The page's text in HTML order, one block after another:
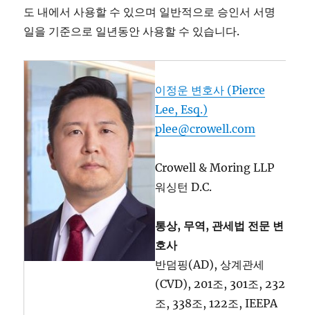
도 내에서 사용할 수 있으며 일반적으로 승인서 서명
일을 기준으로 일년동안 사용할 수 있습니다.
이정운 변호사 (Pierce
Lee, Esq.)
plee@crowell.com
Crowell & Moring LLP
워싱턴 D.C.
통상, 무역, 관세법 전문 변
호사
반덤핑(AD), 상계관세
(CVD), 201조, 301조, 232
조, 338조, 122조, IEEPA